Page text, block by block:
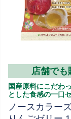
店舗でも
国産原料にこだわ
とした食感の一口
ノースカラー